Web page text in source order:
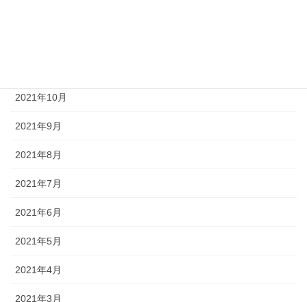
2021年10月
2021年9月
2021年8月
2021年7月
2021年6月
2021年5月
2021年4月
2021年3月